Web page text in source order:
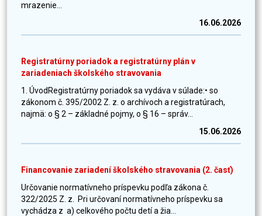
mrazenie...
16.06.2026
Registratúrny poriadok a registratúrny plán v
zariadeniach školského stravovania
1. ÚvodRegistratúrny poriadok sa vydáva v súlade:• so
zákonom č. 395/2002 Z. z. o archívoch a registratúrach,
najmä: o § 2 – základné pojmy, o § 16 – správ...
15.06.2026
Financovanie zariadení školského stravovania (2. časť)
Určovanie normatívneho príspevku podľa zákona č.
322/2025 Z. z. Pri určovaní normatívneho príspevku sa
vychádza z a) celkového počtu detí a žia...